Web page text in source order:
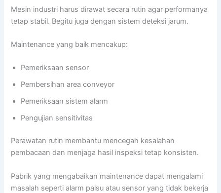
Mesin industri harus dirawat secara rutin agar performanya
tetap stabil. Begitu juga dengan sistem deteksi jarum.
Maintenance yang baik mencakup:
Pemeriksaan sensor
Pembersihan area conveyor
Pemeriksaan sistem alarm
Pengujian sensitivitas
Perawatan rutin membantu mencegah kesalahan
pembacaan dan menjaga hasil inspeksi tetap konsisten.
Pabrik yang mengabaikan maintenance dapat mengalami
masalah seperti alarm palsu atau sensor yang tidak bekerja